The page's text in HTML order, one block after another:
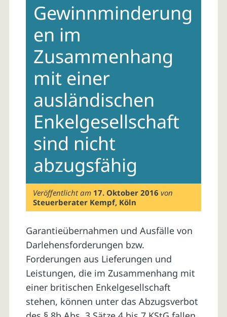
contentGewinnminderung
en im
Zusammenhang
mit einer
ausländischen
Enkelgesellschaft
sind nicht
abzugsfähig
Veröffentlicht am 17. Oktober 2016 von
Steuerberater Kempf, Köln
Garantieübernahmen und Ausfälle von
Darlehensforderungen bzw.
Forderungen aus Lieferungen und
Leistungen, die im Zusammenhang mit
einer britischen Enkelgesellschaft
stehen, können unter das Abzugsverbot